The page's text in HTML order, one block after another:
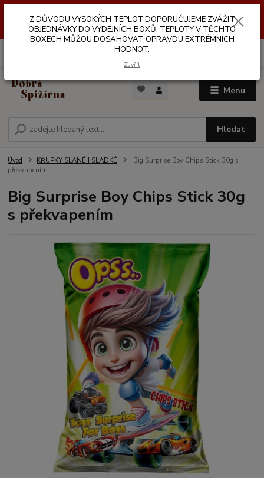
VÝDEJNÍCH BOXŮ. TEPLOTA V TĚCHTO BOXECH MŮŽE DOSAHOVAT
OPRAVDU EXTRÉMNÍCH HODNOT.
Menu
Hledat
Úvod KŘUPKY SLANÉ I SLADKÉ
Big Surprise Boy Chips Stick 30g s
překvapením
Big Surprise Boy Chips Stick 30g
s překvapením
Z DŮVODU VYSOKÝCH TEPLOT DOPORUČUJEME ZVÁŽIT
OBJEDNÁVKY DO VÝDEJNÍCH BOXŮ. TEPLOTY V TĚCHTO
BOXECH MŮŽOU DOSAHOVAT OPRAVDU EXTRÉMNÍCH
HODNOT.
Zavřít